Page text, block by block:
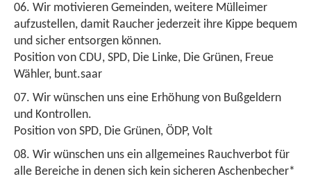
Wir motivieren Gemeinden, weitere Mülleimer
aufzustellen, damit Raucher jederzeit ihre Kippe bequem
und sicher entsorgen können.
Position von CDU, SPD, Die Linke, Die Grünen, Freue
Wähler, bunt.saar
Wir wünschen uns eine Erhöhung von Bußgeldern
und Kontrollen.
Position von SPD, Die Grünen, ÖDP, Volt
Wir wünschen uns ein allgemeines Rauchverbot für
alle Bereiche in denen sich kein sicheren Aschenbecher*